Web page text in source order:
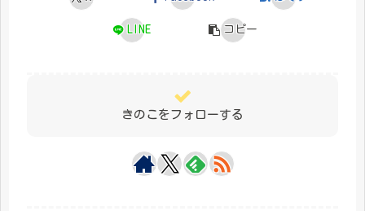
LINE コピー
きのこをフォローする